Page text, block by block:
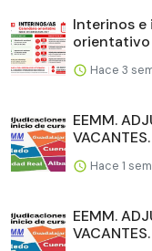
Interinos e
orientativo
Hace 3
EEMM.
Hace 1
EEMM.